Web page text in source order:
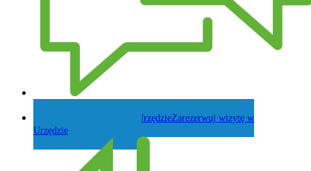
Zarezerwuj wizytę w
Urzędzie